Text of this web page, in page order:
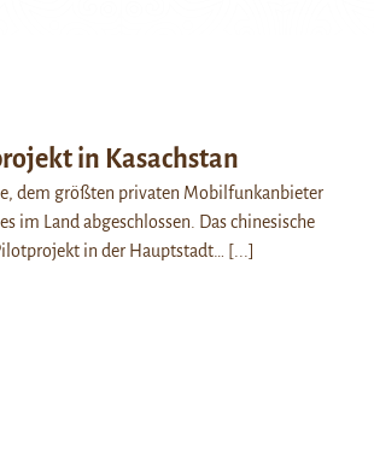
in Kasachstan
dem größten privaten Mobilfunkanbieter
im Land abgeschlossen. Das chinesische
in der Hauptstadt…
[...]